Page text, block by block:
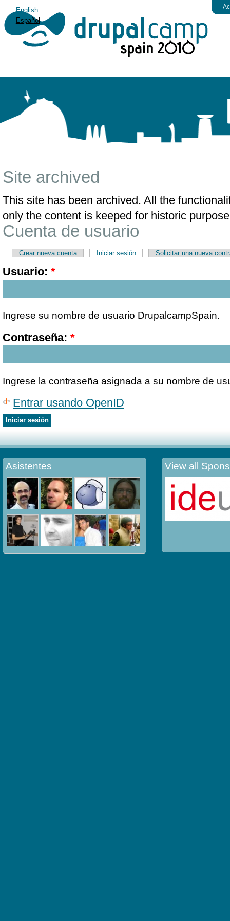
Site archived
This site has been archived. All the
only the content is keeped for historic
Cuenta de usuario
Crear nueva cuenta Iniciar sesión Solicitar una nueva
Usuario: *
Ingrese su nombre de usuario DrupalcampSpain.
Contraseña: *
Ingrese la contraseña asignada a su nombre de
Entrar usando OpenID
Asistentes
English
Español
View all